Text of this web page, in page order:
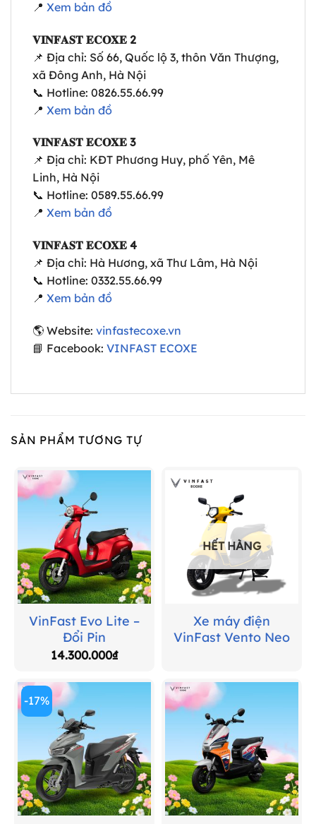
📍 Xem bản đồ
𝐕𝐈𝐍𝐅𝐀𝐒𝐓 𝐄𝐂𝐎𝐗𝐄 2
📌 Địa chỉ: Số 66, Quốc lộ 3, thôn Văn Thượng,
xã Đông Anh, Hà Nội
📞 Hotline: 0826.55.66.99
📍 Xem bản đồ
𝐕𝐈𝐍𝐅𝐀𝐒𝐓 𝐄𝐂𝐎𝐗𝐄 3
📌 Địa chỉ: KĐT Phương Huy, phố Yên, Mê
Linh, Hà Nội
📞 Hotline: 0589.55.66.99
📍 Xem bản đồ
𝐕𝐈𝐍𝐅𝐀𝐒𝐓 𝐄𝐂𝐎𝐗𝐄 4
📌 Địa chỉ: Hà Hương, xã Thư Lâm, Hà Nội
📞 Hotline: 0332.55.66.99
📍 Xem bản đồ
🌎 Website: vinfastecoxe.vn
📘 Facebook: VINFAST ECOXE
SẢN PHẨM TƯƠNG TỰ
VinFast Evo Lite –
Đổi Pin
14.300.000₫
HẾT HÀNG
Xe máy điện
VinFast Vento Neo
-17%